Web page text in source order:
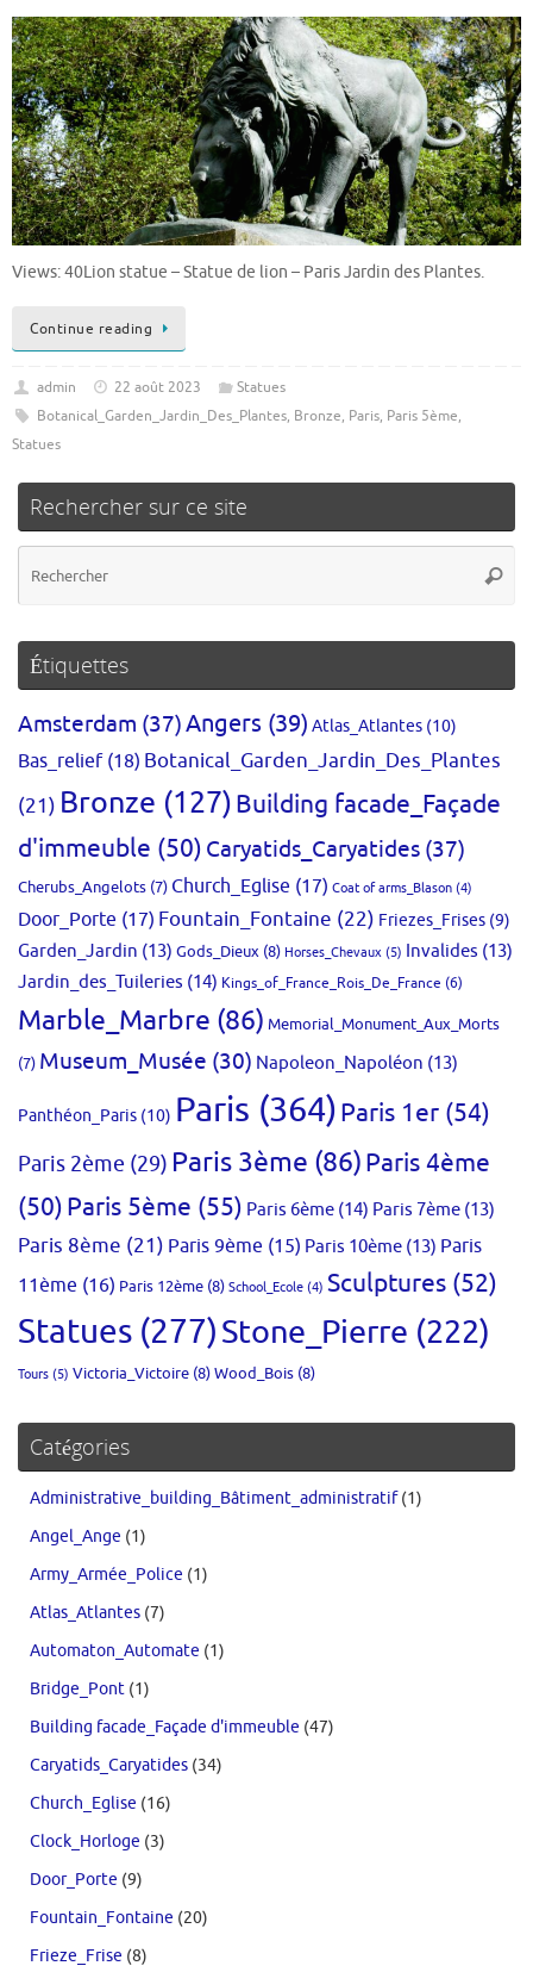
Views: 40Lion statue – Statue de lion – Paris Jardin des Plantes.
Continue reading
admin 22 août 2023
Statues
Botanical_Garden_Jardin_Des_Plantes, Bronze, Paris, Paris 5ème,
Statues
Rechercher sur ce site
Étiquettes
Amsterdam (37)Angers (39) Atlas_Atlantes (10)
Bas_relief(18) Botanical_Garden_Jardin_Des_Plantes
(21) Bronze (127)Building facade_Façade
d'immeuble (50) Caryatids_Caryatides (37)
Cherubs_Angelots (7) Church_Eglise (17) Coat of arms_Blason (4)
Door_Porte (17) Fountain_Fontaine (22) Friezes_Frises (9)
Garden_Jardin (13) Gods_Dieux (8) Horses_Chevaux (5) Invalides (13)
Jardin_des_Tuileries (14) Kings_of_France_Rois_De_France (6)
Marble_Marbre (86) Memorial_Monument_Aux_Morts
(7) Museum_Musée (30) Napoleon_Napoléon (13)
Panthéon_Paris (10) Paris (364)Paris 1er (54)
Paris 2ème (29) Paris 3ème (86)Paris 4ème
(50)Paris 5ème (55) Paris 6ème (14) Paris 7ème (13)
Paris 8ème (21) Paris 9ème (15) Paris 10ème (13) Paris
11ème (16) Paris 12ème (8) School_Ecole (4) Sculptures (52)
Statues (277)Stone_Pierre (222)
Tours (5) Victoria_Victoire (8)Wood_Bois (8)
Catégories
Administrative_building_Bâtiment_administratif(1)
Angel_Ange (1)
Army_Armée_Police (1)
Atlas_Atlantes (7)
Automaton_Automate (1)
Bridge_Pont (1)
Building facade_Façade d'immeuble (47)
Caryatids_Caryatides (34)
Church_Eglise (16)
Clock_Horloge (3)
Door_Porte (9)
Fountain_Fontaine (20)
Frieze_Frise (8)